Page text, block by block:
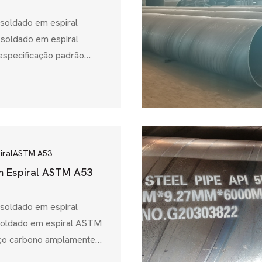
em espiral
em espiral
padrão
e sem costura
estruturais, como
tubos cumprem
resistência mecânica,
ASTM A53
Espiral ASTM A53
em espiral
em espiral ASTM
carbono amplamente
aplicações de baixa